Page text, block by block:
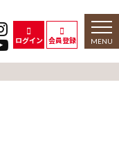
ログイン 会員登録
toggle